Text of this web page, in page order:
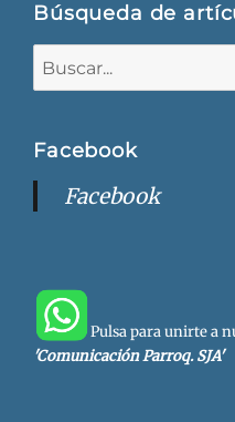
Búsqueda de
Facebook
Facebook
Pulsa para unirte a
'Comunicación Parroq. SJA'